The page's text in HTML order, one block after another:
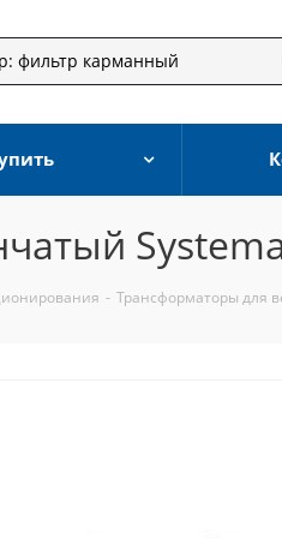
- Трансформаторы для